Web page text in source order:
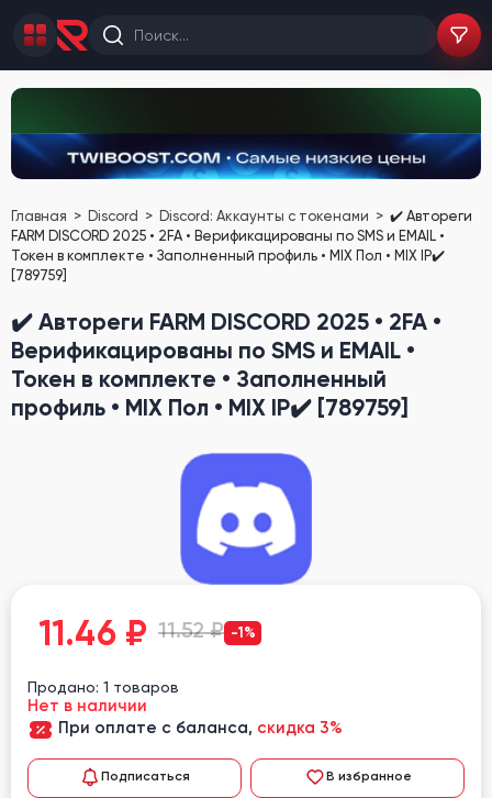
Главная Discord Discord: Аккаунты с токенами
✔️ Автореги
FARM DISCORD 2025 • 2FA • Верификацированы по SMS и EMAIL •
Токен в комплекте • Заполненный профиль • MIX Пол • MIX IP✔️
[789759]
✔️ Автореги FARM DISCORD 2025 • 2FA •
Верификацированы по SMS и EMAIL •
Токен в комплекте • Заполненный
профиль • MIX Пол • MIX IP✔️ [789759]
11.46 ₽ 11.52 ₽ -1%
Продано: 1 товаров
Нет в наличии
При оплате с баланса, скидка 3%
Подписаться В избранное